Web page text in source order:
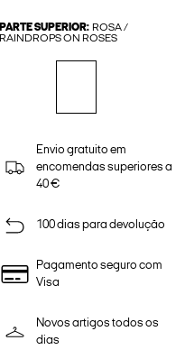
PARTE SUPERIOR: ROSA /
RAINDROPS ON ROSES
Envio gratuito em
encomendas superiores a
40 €
100 dias para devolução
Pagamento seguro com
Visa
Novos artigos todos os
dias